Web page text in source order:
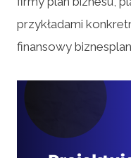
przykładami
finansowy